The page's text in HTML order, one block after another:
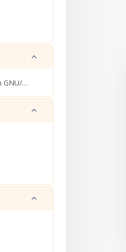
Redueix
Guia d'instal·lació de Debian GNU/Linux
Redueix
Redueix